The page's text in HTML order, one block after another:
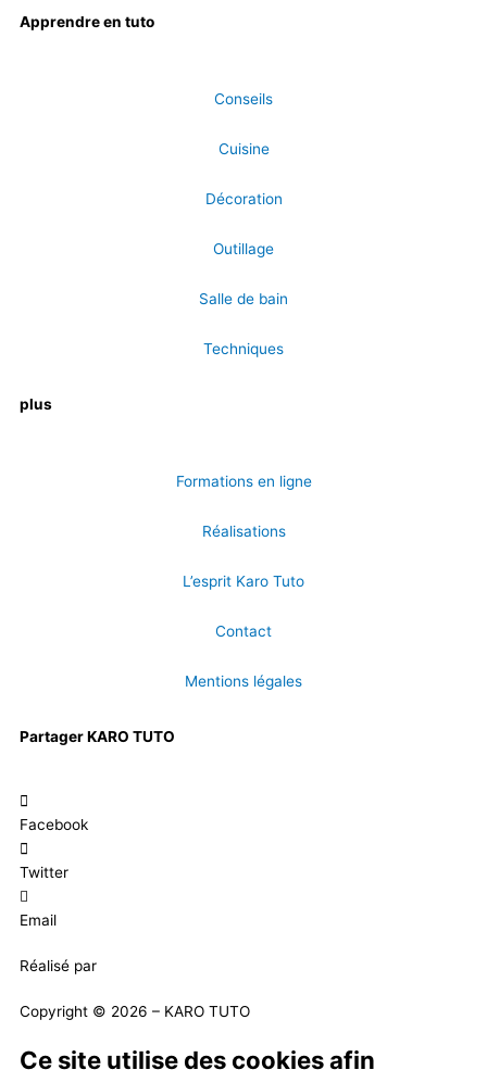
Apprendre en tuto
Conseils
Cuisine
Décoration
Outillage
Salle de bain
Techniques
plus
Formations en ligne
Réalisations
L’esprit Karo Tuto
Contact
Mentions légales
Partager KARO TUTO
Facebook
Twitter
Email
Réalisé par
Copyright © 2026 – KARO TUTO
Ce site utilise des cookies afin